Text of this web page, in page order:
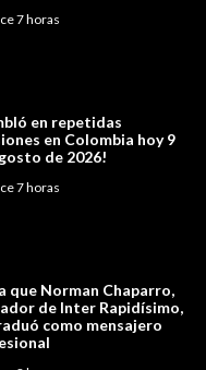
7 horas
en repetidas
en Colombia hoy 9
de 2026!
7 horas
que Norman Chaparro,
de Inter Rapidísimo,
como mensajero